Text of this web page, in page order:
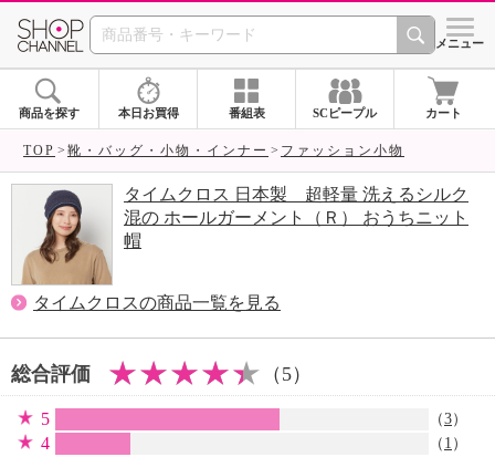
SHOP CHANNEL シメニュー
商品を探す 本日お買得 番組表 SCピープル カート
TOP 靴・バッグ・小物・インナー ファッション小物
タイムクロス 日本製 超軽量 洗えるシルク
混の ホールガーメント（Ｒ） おうちニット
帽
タイムクロスの商品一覧を見る
総合評価 （5）
5 （3）
4 （ 1 ）